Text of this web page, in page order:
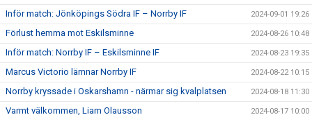
Inför match: Jönköpings Södra IF – Norrby IF 2024-09-01 19:26
Förlust hemma mot Eskilsminne 2024-08-26 10:48
Inför match: Norrby IF – Eskilsminne IF 2024-08-23 19:35
Marcus Victorio lämnar Norrby IF 2024-08-22 10:15
Norrby kryssade i Oskarshamn - närmar sig kvalplatsen 2024-08-18 11:30
Varmt välkommen, Liam Olausson 2024-08-17 10:00